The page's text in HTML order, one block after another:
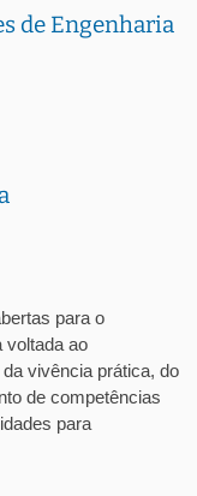
de Engenharia
para o
voltada ao
vivência prática, do
de competências
para